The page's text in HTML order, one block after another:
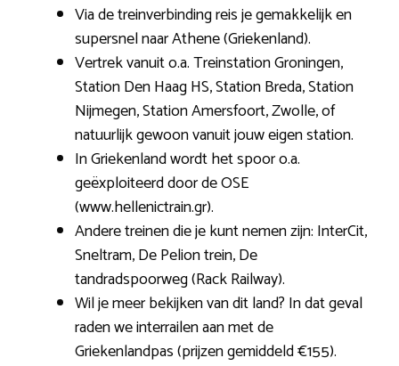
Via de treinverbinding reis je gemakkelijk en
supersnel naar Athene (Griekenland).
Vertrek vanuit o.a. Treinstation Groningen,
Station Den Haag HS, Station Breda, Station
Nijmegen, Station Amersfoort, Zwolle, of
natuurlijk gewoon vanuit jouw eigen station.
In Griekenland wordt het spoor o.a.
geëxploiteerd door de OSE
(www.hellenictrain.gr).
Andere treinen die je kunt nemen zijn: InterCit,
Sneltram, De Pelion trein, De
tandradspoorweg (Rack Railway).
Wil je meer bekijken van dit land? In dat geval
raden we interrailen aan met de
Griekenlandpas (prijzen gemiddeld €155).